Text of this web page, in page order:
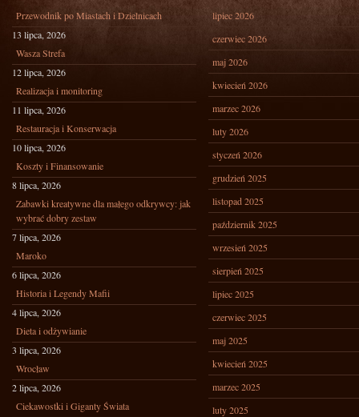
Przewodnik po Miastach i Dzielnicach
13 lipca, 2026
Wasza Strefa
12 lipca, 2026
Realizacja i monitoring
11 lipca, 2026
Restauracja i Konserwacja
10 lipca, 2026
Koszty i Finansowanie
8 lipca, 2026
Zabawki kreatywne dla małego odkrywcy: jak
wybrać dobry zestaw
7 lipca, 2026
Maroko
6 lipca, 2026
Historia i Legendy Mafii
4 lipca, 2026
Dieta i odżywianie
3 lipca, 2026
Wrocław
2 lipca, 2026
Ciekawostki i Giganty Świata
lipiec 2026
czerwiec 2026
maj 2026
kwiecień 2026
marzec 2026
luty 2026
styczeń 2026
grudzień 2025
listopad 2025
październik 2025
wrzesień 2025
sierpień 2025
lipiec 2025
czerwiec 2025
maj 2025
kwiecień 2025
marzec 2025
luty 2025